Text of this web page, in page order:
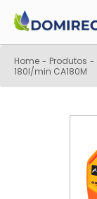
Home - Produtos -
180l/min CA180M